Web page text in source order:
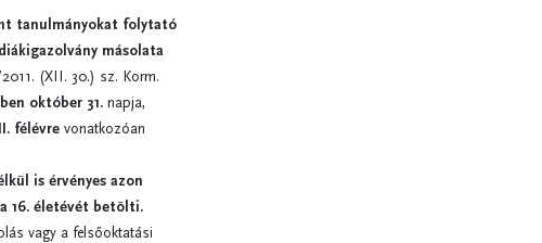
tanulmányokat folytató
másolata
(XII. 30.) sz. Korm.
október 31. napja,
félévre vonatkozóan
is érvényes azon
16. életévét betölti.
vagy a felsőoktatási